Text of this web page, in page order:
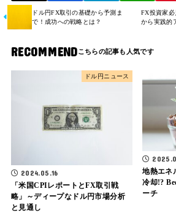
ドル円FX取引の基礎から予測ま
で！成功への戦略とは？
FX投資家
から実践的
RECOMMEND
ドル円ニュース
2024.05.16
「米国CPIレポートとFX取引戦
略」～ディープなドル円市場分析
と見通し
地熱エネ
冷却!?
ーチ